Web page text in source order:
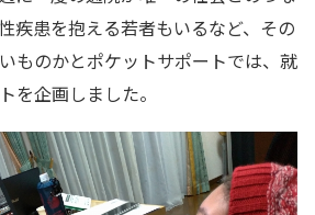
疾患を抱える若者もいるなど、その
ものかとポケットサポートでは、就
を企画しました。